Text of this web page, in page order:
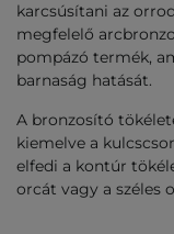
karcsúsítani az
megfelelő
pompázó termék,
barnaság hatását.
A bronzosító
kiemelve a
elfedi a kontúr
orcát vagy a széles